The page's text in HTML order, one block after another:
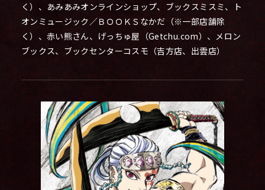
く）、あみあみオンラインショップ、ブックスミスミ、ト
オンミュージック／ＢＯＯＫＳなかだ（※一部店舗除
く）、赤い熊さん、げっちゅ屋（Getchu.com）、メロン
ブックス、ブックセンターコスモ（吉方店、出雲店）